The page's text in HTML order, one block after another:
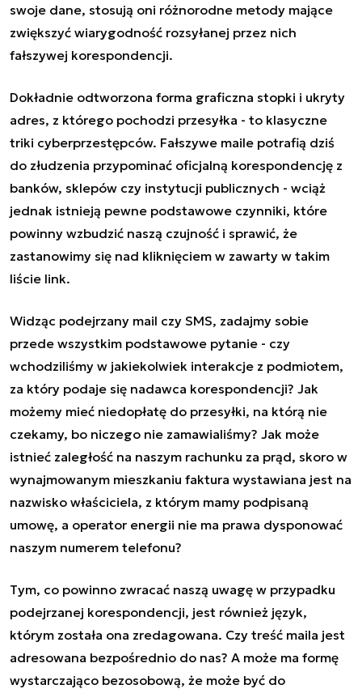
swoje dane, stosują oni różnorodne metody mające
zwiększyć wiarygodność rozsyłanej przez nich
fałszywej korespondencji.
Dokładnie odtworzona forma graficzna stopki i ukryty
adres, z którego pochodzi przesyłka - to klasyczne
triki cyberprzestępców. Fałszywe maile potrafią dziś
do złudzenia przypominać oficjalną korespondencję z
banków, sklepów czy instytucji publicznych - wciąż
jednak istnieją pewne podstawowe czynniki, które
powinny wzbudzić naszą czujność i sprawić, że
zastanowimy się nad kliknięciem w zawarty w takim
liście link.
Widząc podejrzany mail czy SMS, zadajmy sobie
przede wszystkim podstawowe pytanie - czy
wchodziliśmy w jakiekolwiek interakcje z podmiotem,
za który podaje się nadawca korespondencji? Jak
możemy mieć niedopłatę do przesyłki, na którą nie
czekamy, bo niczego nie zamawialiśmy? Jak może
istnieć zaległość na naszym rachunku za prąd, skoro w
wynajmowanym mieszkaniu faktura wystawiana jest na
nazwisko właściciela, z którym mamy podpisaną
umowę, a operator energii nie ma prawa dysponować
naszym numerem telefonu?
Tym, co powinno zwracać naszą uwagę w przypadku
podejrzanej korespondencji, jest również język,
którym została ona zredagowana. Czy treść maila jest
adresowana bezpośrednio do nas? A może ma formę
wystarczająco bezosobową, że może być do